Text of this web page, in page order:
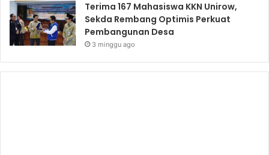
Terima 167 Mahasiswa KKN Unirow,
Sekda Rembang Optimis Perkuat
Pembangunan Desa
3 minggu ago